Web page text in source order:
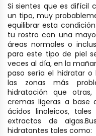
Si sientes que es difícil
un tipo, muy
equilibrar esta
tu rostro con una
áreas normales o
para este tipo de piel
veces al día, en la
paso sería el hidratar
las zonas más
hidratación que
cremas ligeras a base
ácidos linoleicos,
extractos de algas.
hidratantes tales como: